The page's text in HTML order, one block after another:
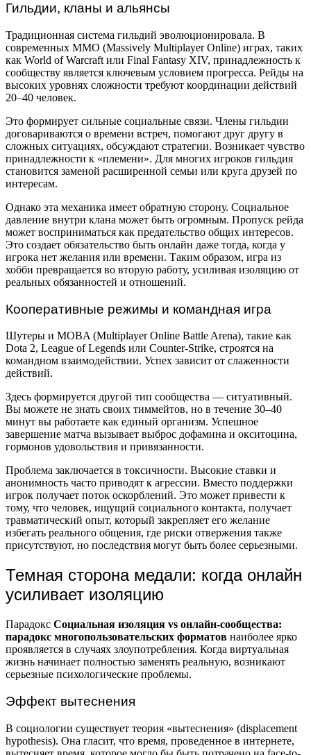
Гильдии, кланы и альянсы
Традиционная система гильдий эволюционировала. В
современных MMO (Massively Multiplayer Online) играх, таких
как World of Warcraft или Final Fantasy XIV, принадлежность к
сообществу является ключевым условием прогресса. Рейды на
высоких уровнях сложности требуют координации действий
20–40 человек.
Это формирует сильные социальные связи. Члены гильдии
договариваются о времени встреч, помогают друг другу в
сложных ситуациях, обсуждают стратегии. Возникает чувство
принадлежности к «племени». Для многих игроков гильдия
становится заменой расширенной семьи или круга друзей по
интересам.
Однако эта механика имеет обратную сторону. Социальное
давление внутри клана может быть огромным. Пропуск рейда
может восприниматься как предательство общих интересов.
Это создает обязательство быть онлайн даже тогда, когда у
игрока нет желания или времени. Таким образом, игра из
хобби превращается во вторую работу, усиливая изоляцию от
реальных обязанностей и отношений.
Кооперативные режимы и командная игра
Шутеры и MOBA (Multiplayer Online Battle Arena), такие как
Dota 2, League of Legends или Counter-Strike, строятся на
командном взаимодействии. Успех зависит от слаженности
действий.
Здесь формируется другой тип сообщества — ситуативный.
Вы можете не знать своих тиммейтов, но в течение 30–40
минут вы работаете как единый организм. Успешное
завершение матча вызывает выброс дофамина и окситоцина,
гормонов удовольствия и привязанности.
Проблема заключается в токсичности. Высокие ставки и
анонимность часто приводят к агрессии. Вместо поддержки
игрок получает поток оскорблений. Это может привести к
тому, что человек, ищущий социального контакта, получает
травматический опыт, который закрепляет его желание
избегать реального общения, где риски отвержения также
присутствуют, но последствия могут быть более серьезными.
Темная сторона медали: когда онлайн
усиливает изоляцию
Парадокс Социальная изоляция vs онлайн-сообщества:
парадокс многопользовательских форматов наиболее ярко
проявляется в случаях злоупотребления. Когда виртуальная
жизнь начинает полностью заменять реальную, возникают
серьезные психологические проблемы.
Эффект вытеснения
В социологии существует теория «вытеснения» (displacement
hypothesis). Она гласит, что время, проведенное в интернете,